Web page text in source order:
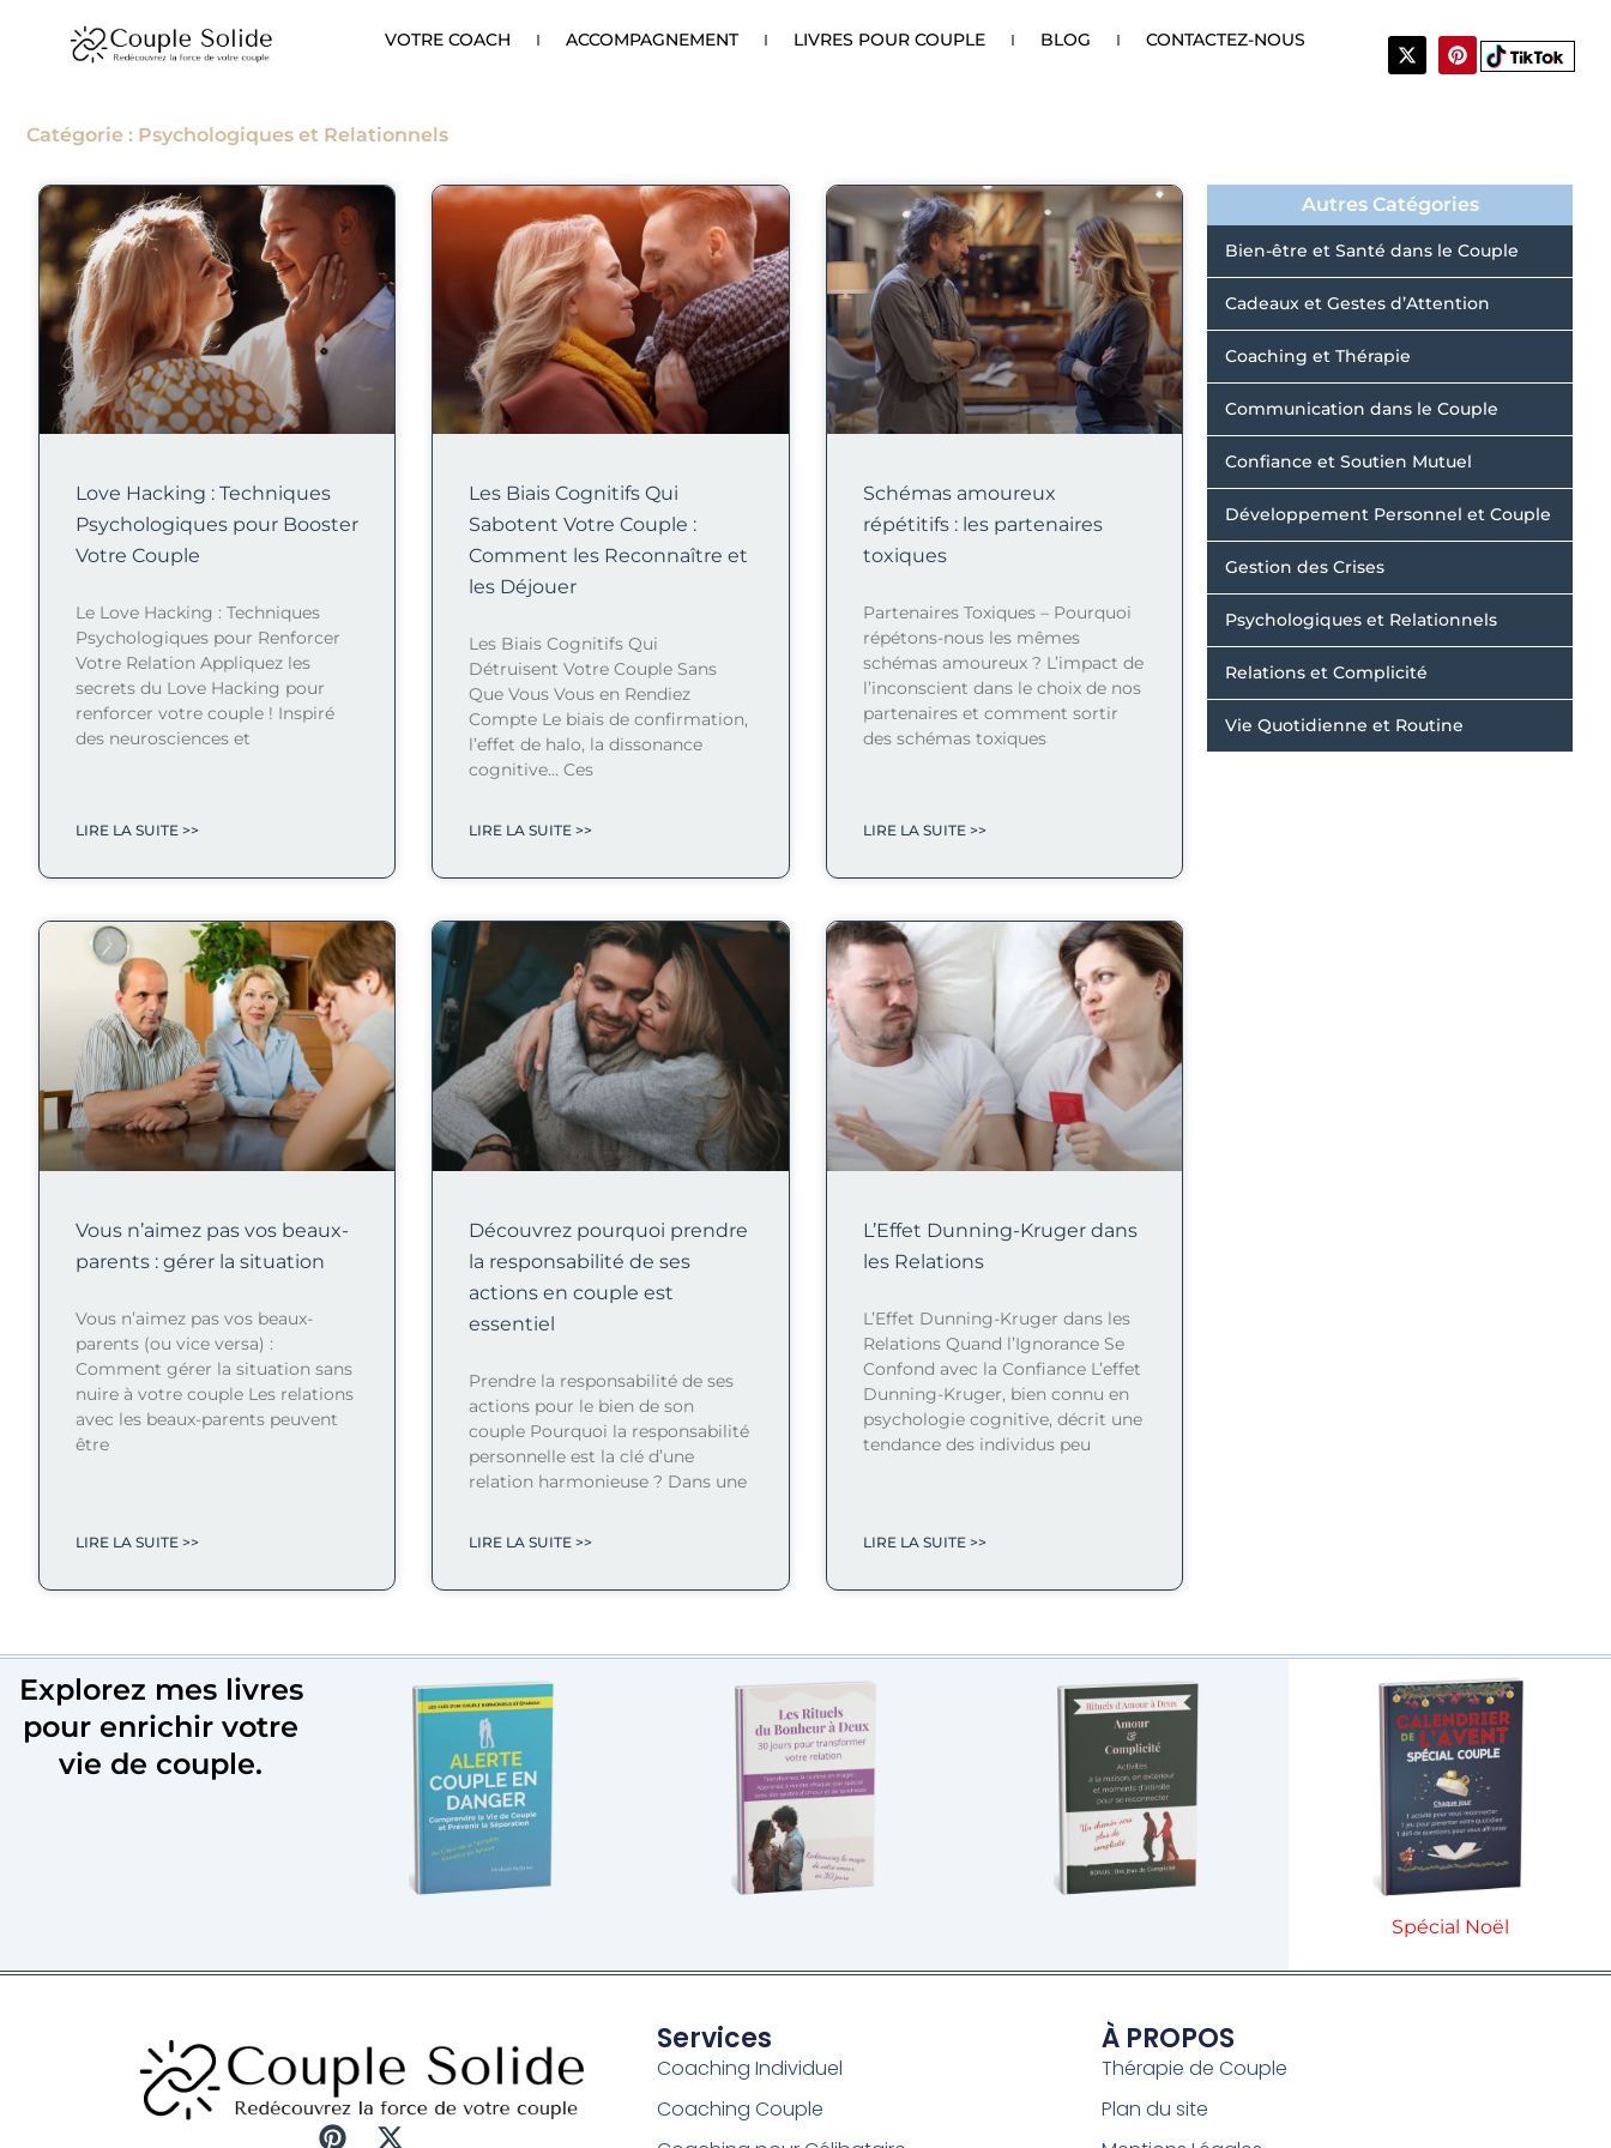
VOTRE COACH ACCOMPAGNEMENT LIVRES POUR COUPLE BLOG CONTACTEZ-NOUS
X
-
e
r
P
i
s
t
Catégorie : Psychologiques et Relationnels
Autres Catégories
Bien-être et Santé dans le Couple
Cadeaux et Gestes d’Attention
Coaching et Thérapie
Communication dans le Couple
Confiance et Soutien Mutuel
Développement Personnel et Couple
Gestion des Crises
Psychologiques et Relationnels
Relations et Complicité
Vie Quotidienne et Routine
Love Hacking : Techniques
Psychologiques pour Booster
Votre Couple
Le Love Hacking : Techniques
Psychologiques pour Renforcer
Votre Relation Appliquez les
secrets du Love Hacking pour
renforcer votre couple ! Inspiré
des neurosciences et
LIRE LA SUITE >>
Les Biais Cognitifs Qui
Sabotent Votre Couple :
Comment les Reconnaître et
les Déjouer
Les Biais Cognitifs Qui
Détruisent Votre Couple Sans
Que Vous Vous en Rendiez
Compte Le biais de confirmation,
l’effet de halo, la dissonance
cognitive… Ces
LIRE LA SUITE >>
Schémas amoureux
répétitifs : les partenaires
toxiques
Partenaires Toxiques – Pourquoi
répétons-nous les mêmes
schémas amoureux ? L’impact de
l’inconscient dans le choix de nos
partenaires et comment sortir
des schémas toxiques
LIRE LA SUITE >>
Vous n’aimez pas vos beaux-
parents : gérer la situation
Vous n’aimez pas vos beaux-
parents (ou vice versa) :
Comment gérer la situation sans
nuire à votre couple Les relations
avec les beaux-parents peuvent
être
LIRE LA SUITE >>
Découvrez pourquoi prendre
la responsabilité de ses
actions en couple est
essentiel
Prendre la responsabilité de ses
actions pour le bien de son
couple Pourquoi la responsabilité
personnelle est la clé d’une
relation harmonieuse ? Dans une
LIRE LA SUITE >>
L’Effet Dunning-Kruger dans
les Relations
L’Effet Dunning-Kruger dans les
Relations Quand l’Ignorance Se
Confond avec la Confiance L’effet
Dunning-Kruger, bien connu en
psychologie cognitive, décrit une
tendance des individus peu
LIRE LA SUITE >>
Explorez mes livres
pour enrichir votre
vie de couple.
Spécial Noël
P
X
Services
Coaching Individuel
Coaching Couple
À PROPOS
Thérapie de Couple
Plan du site